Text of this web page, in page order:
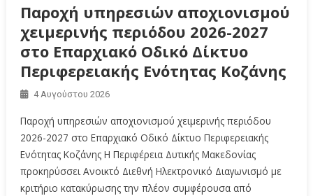
Παροχή υπηρεσιών αποχιονισμού
χειμερινής περιόδου 2026-2027
στο Επαρχιακό Οδικό Δίκτυο
Περιφερειακής Ενότητας Κοζάνης
4 Αυγούστου 2026
Παροχή υπηρεσιών αποχιονισμού χειμερινής περιόδου
2026-2027 στο Επαρχιακό Οδικό Δίκτυο Περιφερειακής
Ενότητας Κοζάνης Η Περιφέρεια Δυτικής Μακεδονίας
προκηρύσσει Ανοικτό Διεθνή Ηλεκτρονικό Διαγωνισμό με
κριτήριο κατακύρωσης την πλέον συμφέρουσα από